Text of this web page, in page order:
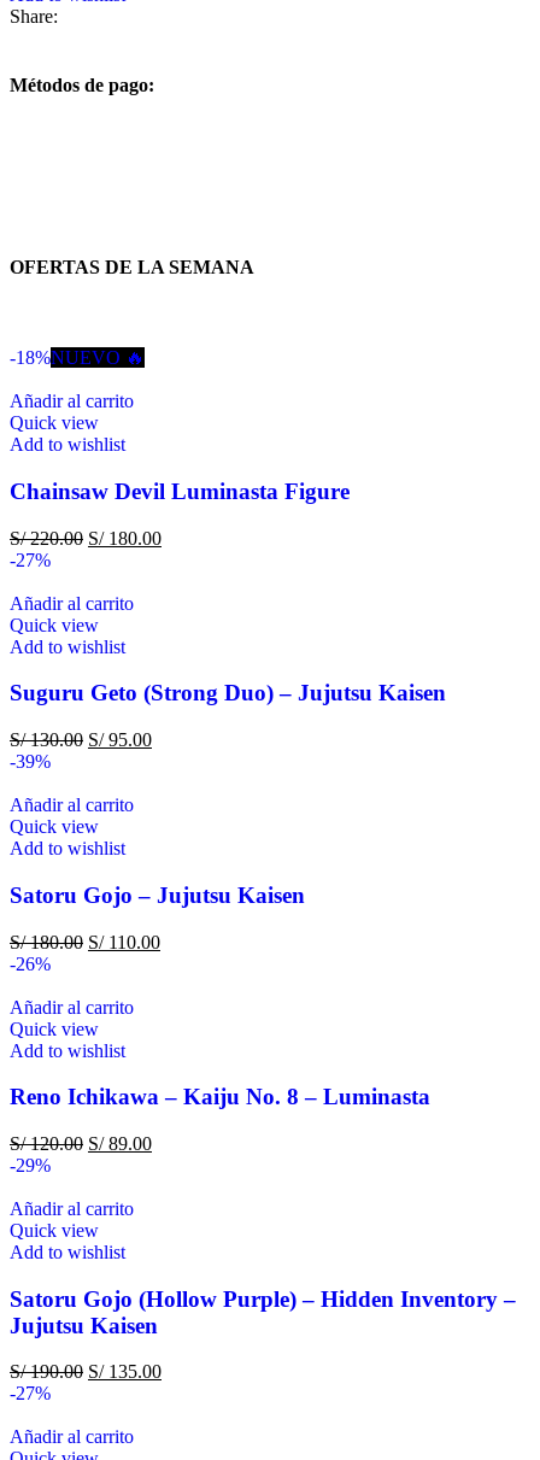
Share:
Métodos de pago:
OFERTAS DE LA SEMANA
-18%NUEVO 🔥
Añadir al carrito
Quick view
Add to wishlist
Chainsaw Devil Luminasta Figure
S/220.00 S/180.00
-27%
Añadir al carrito
Quick view
Add to wishlist
Suguru Geto (Strong Duo) – Jujutsu Kaisen
S/130.00 S/95.00
-39%
Añadir al carrito
Quick view
Add to wishlist
Satoru Gojo – Jujutsu Kaisen
S/180.00 S/110.00
-26%
Añadir al carrito
Quick view
Add to wishlist
Reno Ichikawa – Kaiju No. 8 – Luminasta
S/120.00 S/89.00
-29%
Añadir al carrito
Quick view
Add to wishlist
Satoru Gojo (Hollow Purple) – Hidden Inventory –
Jujutsu Kaisen
S/190.00 S/135.00
-27%
Añadir al carrito